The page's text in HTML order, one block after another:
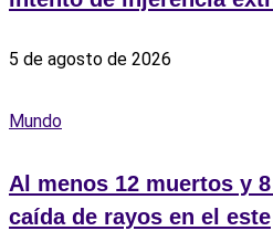
5 de agosto de 2026
Mundo
Al menos 12 muertos y
caída de rayos en el este